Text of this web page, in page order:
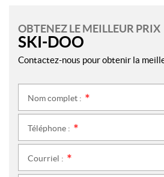
OBTENEZ LE MEILLEUR PRIX
SKI-DOO
Contactez-nous pour obtenir la
Nom complet :
Téléphone :
Courriel :